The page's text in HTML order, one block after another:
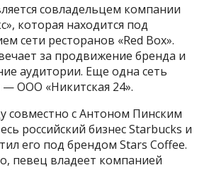
совладельцем компании
которая находится под
сети ресторанов «Red Box».
за продвижение бренда и
аудитории. Еще одна сеть
ООО «Никитская 24».
совместно с Антоном Пинским
российский бизнес Starbucks и
его под брендом Stars Coffee.
певец владеет компанией